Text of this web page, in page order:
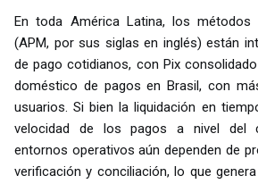
En toda América Latina, los métodos
(APM, por sus siglas en inglés) están
de pago cotidianos, con Pix
doméstico de pagos en Brasil, con
usuarios. Si bien la liquidación en
velocidad de los pagos a nivel del
entornos operativos aún dependen de
verificación y conciliación, lo que